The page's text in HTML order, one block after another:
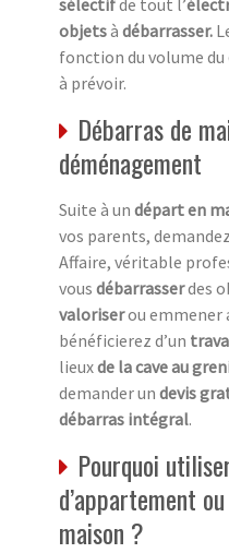
objetsà débarrasser.
fonction du volume du
à prévoir.
Débarras de
déménagement
Suite à un départ en
vos parents,
Affaire, véritable
vous débarrasserdes
valoriserou emmener
bénéficierez d’un
lieuxde la cave au
demander un devis
débarras intégral.
Pourquoi
d’appartement
maison ?